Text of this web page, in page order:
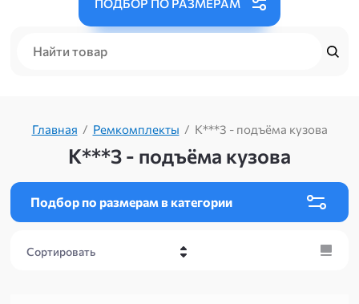
ПОДБОР ПО РАЗМЕРАМ
Главная / Ремкомплекты / К***3 - подъёма кузова
К***3 - подъёма кузова
Подбор по размерам в категории
Сортировать